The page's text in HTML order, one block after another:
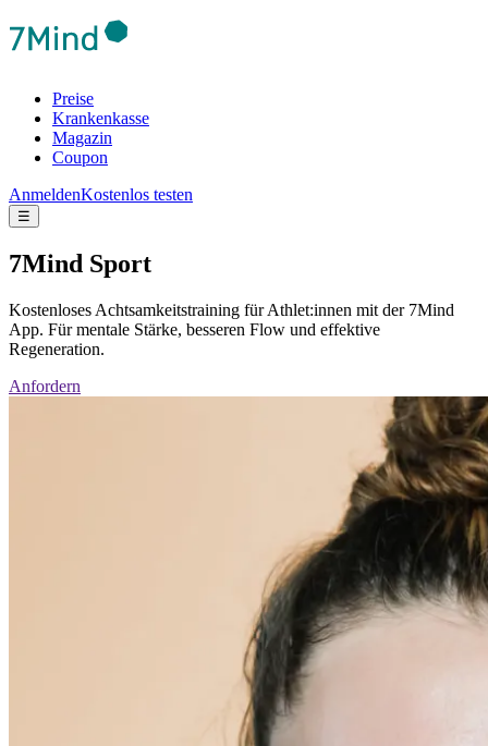
Preise
Krankenkasse
Magazin
Coupon
AnmeldenKostenlos testen
☰
7Mind Sport
Kostenloses Achtsamkeitstraining für Athlet:innen mit der 7Mind
App. Für mentale Stärke, besseren Flow und effektive
Regeneration.
Anfordern